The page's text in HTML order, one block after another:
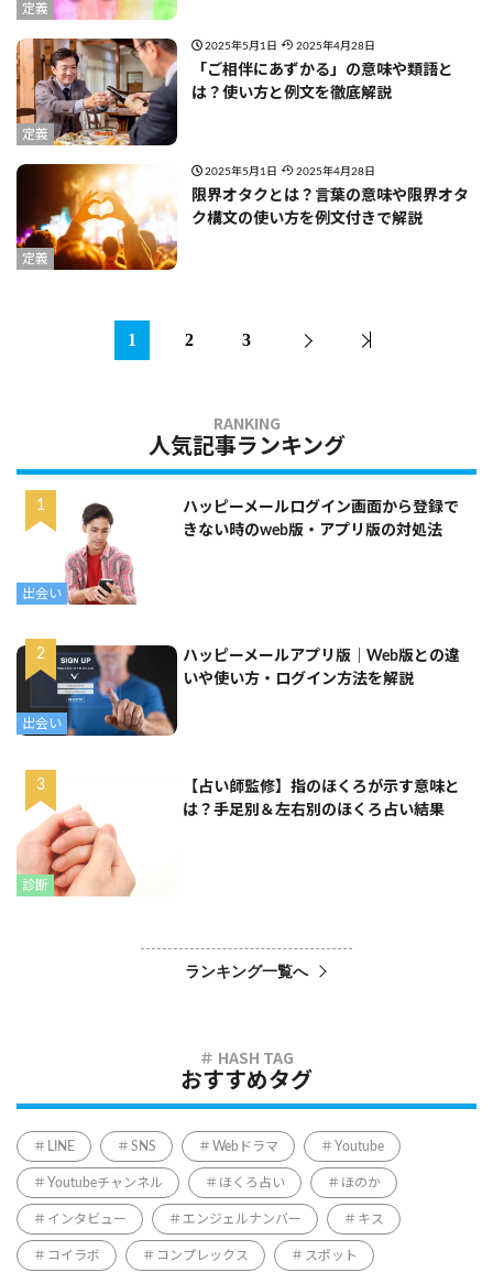
定義
定義
2025年5月1日 2025年4月28日
「ご相伴にあずかる」の意味や類語と
は？使い方と例文を徹底解説
定義
2025年5月1日 2025年4月28日
限界オタクとは？言葉の意味や限界オタ
ク構文の使い方を例文付きで解説
1 2 3
人気記事ランキング
出会い
ハッピーメールログイン画面から登録で
きない時のweb版・アプリ版の対処法
出会い
ハッピーメールアプリ版｜Web版との違
いや使い方・ログイン方法を解説
診断
【占い師監修】指のほくろが示す意味と
は？手足別＆左右別のほくろ占い結果
ランキング一覧へ
おすすめタグ
LINE SNS Webドラマ Youtube
Youtubeチャンネル ほくろ占い ほのか
インタビュー エンジェルナンバー キス
コイラボ コンプレックス スポット